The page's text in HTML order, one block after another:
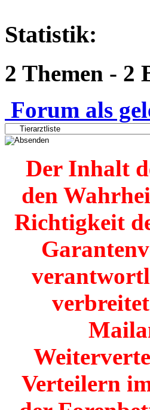
Statistik:
2 Themen - 2
Forum als
Der Inhalt
den
Richtigkeit
Verteilern